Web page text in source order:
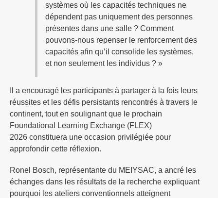
systèmes où les capacités techniques ne
dépendent pas uniquement des personnes
présentes dans une salle ? Comment
pouvons-nous repenser le renforcement des
capacités afin qu’il consolide les systèmes,
et non seulement les individus ? »
Il a encouragé les participants à partager à la fois leurs
réussites et les défis persistants rencontrés à travers le
continent, tout en soulignant que le prochain
Foundational Learning Exchange (FLEX)
2026 constituera une occasion privilégiée pour
approfondir cette réflexion.
Ronel Bosch, représentante du MEIYSAC, a ancré les
échanges dans les résultats de la recherche expliquant
pourquoi les ateliers conventionnels atteignent